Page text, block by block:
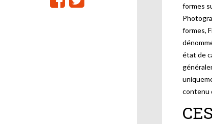
formes
formes,
état de
contenu